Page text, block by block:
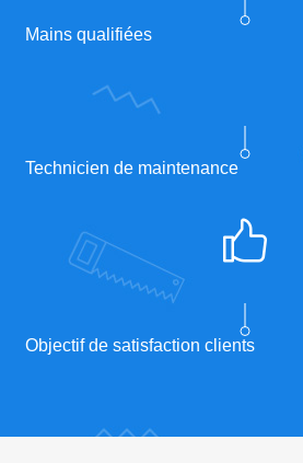
Mains qualifiées
Technicien de maintenance
Objectif de satisfaction clients